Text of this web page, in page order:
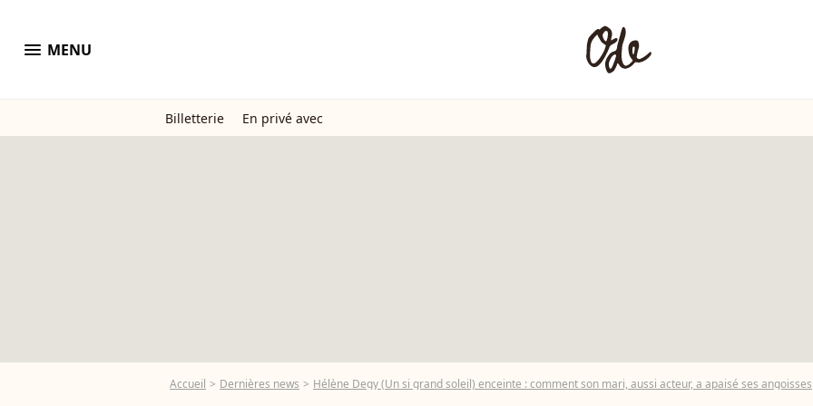
menu MENU
Billetterie En privé avec
Accueil Dernières news Hélène Degy (Un si grand soleil) enceinte : comment son mari, aussi acteur, a apaisé ses angoisses